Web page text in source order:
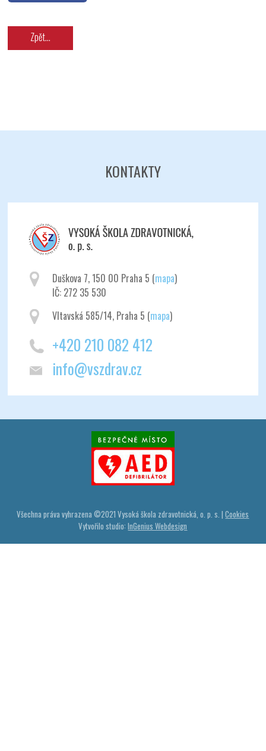
Zpět...
KONTAKTY
Duškova 7, 150 00 Praha 5 (mapa)
IČ: 272 35 530
Vltavská 585/14, Praha 5 (mapa)
+420 210 082 412
info@vszdrav.cz
Všechna práva vyhrazena ©2021 Vysoká škola zdravotnická, o. p. s. |Cookies
Vytvořilo studio:InGenius Webdesign